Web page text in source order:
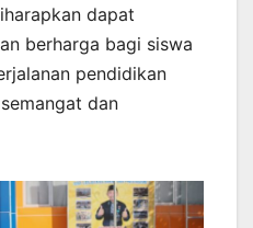
dapat
berharga bagi siswa
pendidikan
dan